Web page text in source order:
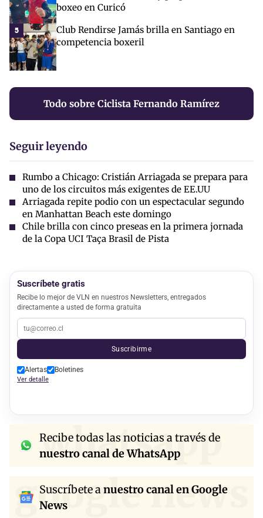
boxeo en Curicó
5
Club Rendirse Jamás brilla en Santiago en
competencia boxeril
Todo sobre Ciclista Fernando Ramírez
Seguir leyendo
Rumbo a Chicago: Cristián Arriagada se prepara para
uno de los circuitos más exigentes de EE.UU
Arriagada repite podio con un espectacular segundo
en Manhattan Beach este domingo
Chile brilla con cinco preseas en la primera jornada
de la Copa UCI Taça Brasil de Pista
Suscríbete gratis
Recibe lo mejor de VLN en nuestros Newsletters, entregados
directamente a usted de forma gratuita
Suscribirme
Alertas Boletines
Ver detalle
whatsapp
Recibe todas las noticias a través de
nuestro canal de WhatsApp
google news
Suscríbete a nuestro canal en Google
News